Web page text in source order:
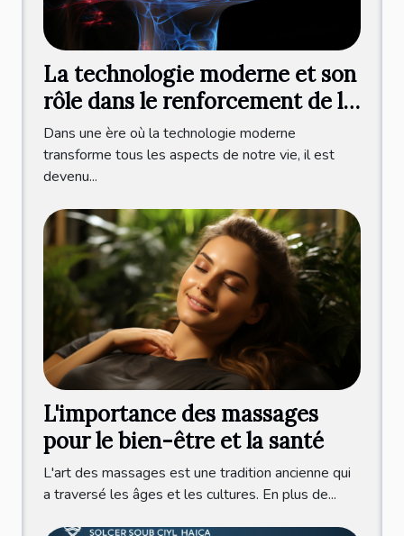
La technologie moderne et son
rôle dans le renforcement de la
mâchoire
Dans une ère où la technologie moderne
transforme tous les aspects de notre vie, il est
devenu...
L'importance des massages
pour le bien-être et la santé
L'art des massages est une tradition ancienne qui
a traversé les âges et les cultures. En plus de...